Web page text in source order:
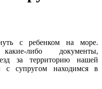
с ребенком на море.
либо документы,
за территорию нашей
супругом находимся в